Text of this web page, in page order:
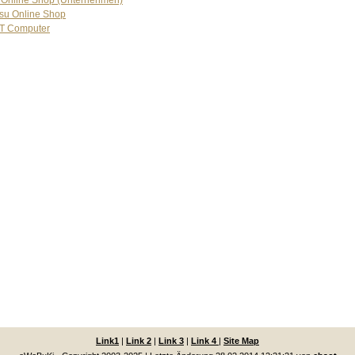
Online Shop
Computer
Link1 | Link 2 | Link 3 | Link 4 | Site Map